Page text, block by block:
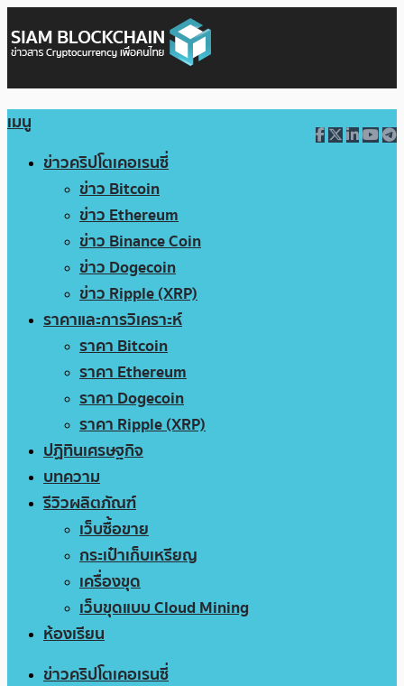
เมนู
ข่าวคริปโตเคอเรนซี่
ข่าว Bitcoin
ข่าว Ethereum
ข่าว Binance Coin
ข่าว Dogecoin
ข่าว Ripple (XRP)
ราคาและการวิเคราะห์
ราคา Bitcoin
ราคา Ethereum
ราคา Dogecoin
ราคา Ripple (XRP)
ปฏิทินเศรษฐกิจ
บทความ
รีวิวผลิตภัณฑ์
เว็บซื้อขาย
กระเป๋าเก็บเหรียญ
เครื่องขุด
เว็บขุดแบบ Cloud Mining
ห้องเรียน
ข่าวคริปโตเคอเรนซี่